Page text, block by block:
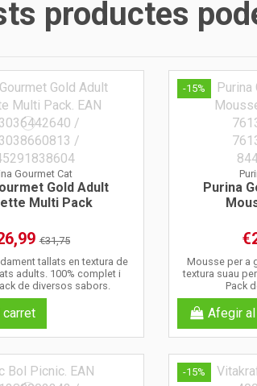
productes
Gourmet Cat
Gold Adult
Multi Pack
€31,75
tallats en textura de
adults. 100% complet i
de diversos sabors.
-15%
Purina
Mousse per a
textura suau
Pack
Afegir
-15%